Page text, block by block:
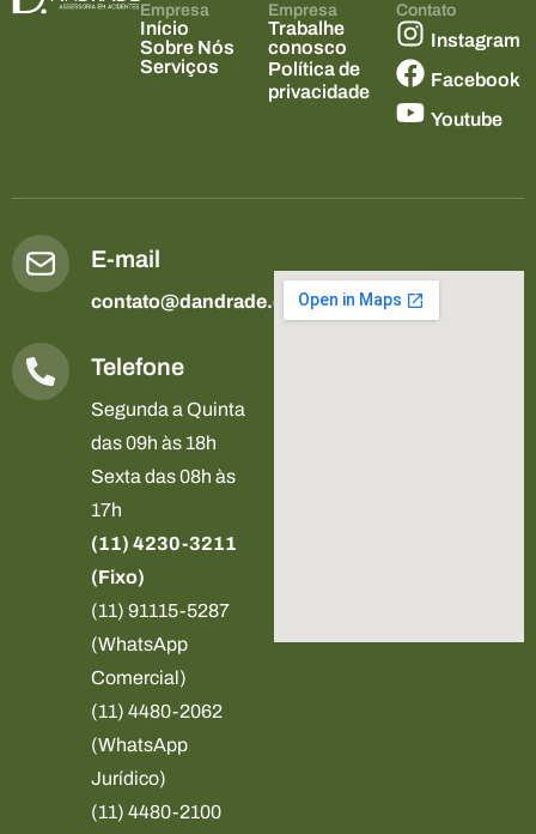
Empresa
Início
Sobre Nós
Serviços
Empresa
Trabalhe
conosco
Política de
privacidade
Contato
Instagram
Facebook
Youtube
E-mail
contato@dandrade.com.br
Telefone
Segunda a Quinta
das 09h às 18h
Sexta das 08h às
17h
(11) 4230-3211
(Fixo)
(11) 91115-5287
(WhatsApp
Comercial)
(11) 4480-2062
(WhatsApp
Jurídico)
(11) 4480-2100